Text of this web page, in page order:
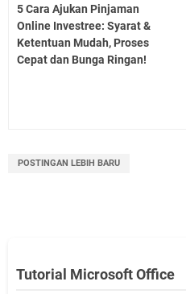
5 Cara Ajukan Pinjaman
Online Investree: Syarat &
Ketentuan Mudah, Proses
Cepat dan Bunga Ringan!
POSTINGAN LEBIH BARU
Tutorial Microsoft Office